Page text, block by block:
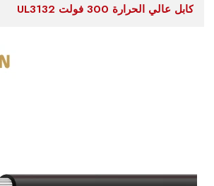
كابل عالي الحرارة 300 فولت UL3132